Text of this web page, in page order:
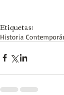
Etiquetas:
Historia